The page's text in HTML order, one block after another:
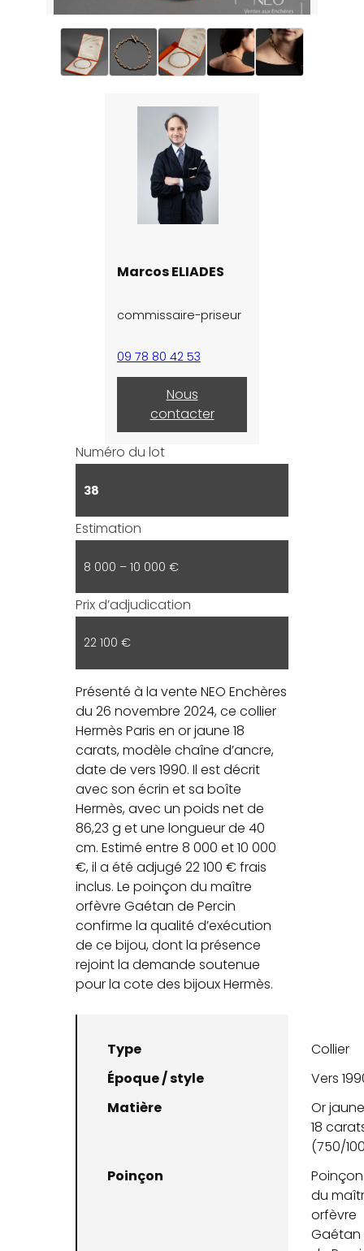
Marcos ELIADES
commissaire-priseur
09 78 80 42 53
Nous
contacter
Numéro du lot
38
Estimation
8 000 – 10 000 €
Prix d’adjudication
22 100 €
Présenté à la vente NEO Enchères
du 26 novembre 2024, ce collier
Hermès Paris en or jaune 18
carats, modèle chaîne d’ancre,
date de vers 1990. Il est décrit
avec son écrin et sa boîte
Hermès, avec un poids net de
86,23 g et une longueur de 40
cm. Estimé entre 8 000 et 10 000
€, il a été adjugé 22 100 € frais
inclus. Le poinçon du maître
orfèvre Gaétan de Percin
confirme la qualité d’exécution
de ce bijou, dont la présence
rejoint la demande soutenue
pour la cote des bijoux Hermès.
Type
Collier
Époque / style
Vers
Matière
Or
18
(750/
Poinçon
Poinçon
du
orfèvre
Gaétan